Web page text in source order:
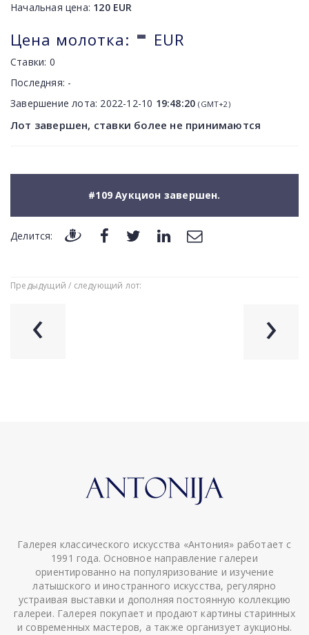
Начальная цена: 120EUR
Цена молотка: - EUR
Ставки: 0
Последняя: -
Завершение лота: 2022-12-10 19:48:20 (GMT+2)
Лот завершен, ставки более не принимаются
#109 Аукцион завершен.
Делится:
Предыдущий / следующий лот:
‹ ›
Галерея классического искусства «Антония» работает с
1991 года. Основное направление галереи
ориентированно на популяризование и изучение
латышского и иностранного искусства, регулярно
устраивая выставки и дополняя постоянную коллекцию
галереи. Галерея покупает и продают картины старинных
и современных мастеров, а также организует аукционы.